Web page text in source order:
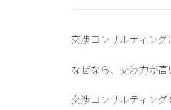
交渉コンサルティング
なぜなら、交渉力が高
交渉コンサルティング